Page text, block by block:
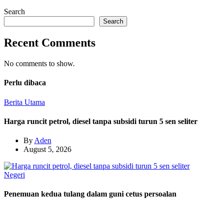
Search
Search
Recent Comments
No comments to show.
Perlu dibaca
Berita Utama
Harga runcit petrol, diesel tanpa subsidi turun 5 sen seliter
By Aden
August 5, 2026
Negeri
Penemuan kedua tulang dalam guni cetus persoalan